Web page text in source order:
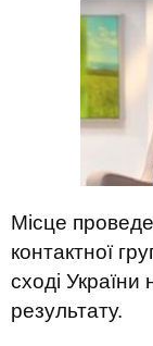
Місце
контактної
сході
результату.